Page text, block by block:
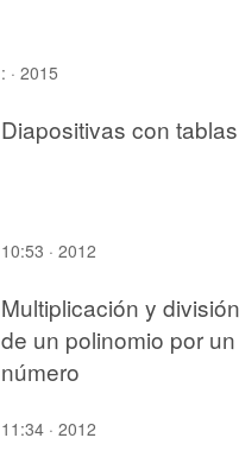
: · 2015
Diapositivas con tablas
10:53 · 2012
Multiplicación y división
de un polinomio por un
número
11:34 · 2012